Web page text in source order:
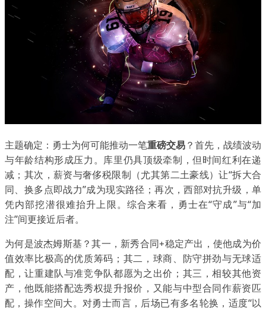
主题确定：勇士为何可能推动一笔重磅交易？首先，战绩波动
与年龄结构形成压力。库里仍具顶级牵制，但时间红利在递
减；其次，薪资与奢侈税限制（尤其第二土豪线）让“拆大合
同、换多点即战力”成为现实路径；再次，西部对抗升级，单
凭内部挖潜很难抬升上限。综合来看，勇士在“守成”与“加
注”间更接近后者。
为何是波杰姆斯基？其一，新秀合同+稳定产出，使他成为价
值效率比极高的优质筹码；其二，球商、防守拼劲与无球适
配，让重建队与准竞争队都愿为之出价；其三，相较其他资
产，他既能搭配选秀权提升报价，又能与中型合同作薪资匹
配，操作空间大。对勇士而言，后场已有多名轮换，适度“以